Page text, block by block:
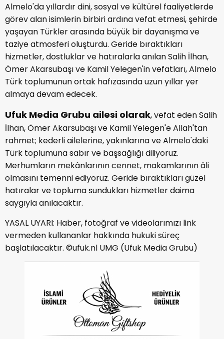
Almelo'da yıllardır dini, sosyal ve kültürel faaliyetlerde
görev alan isimlerin birbiri ardına vefat etmesi, şehirde
yaşayan Türkler arasında büyük bir dayanışma ve
taziye atmosferi oluşturdu. Geride bıraktıkları
hizmetler, dostluklar ve hatıralarla anılan Salih İlhan,
Ömer Akarsubaşı ve Kamil Yelegen'in vefatları, Almelo
Türk toplumunun ortak hafızasında uzun yıllar yer
almaya devam edecek.
Ufuk Media Grubu ailesi olarak, vefat eden Salih
İlhan, Ömer Akarsubaşı ve Kamil Yelegen'e Allah'tan
rahmet; kederli ailelerine, yakınlarına ve Almelo'daki
Türk toplumuna sabır ve başsağlığı diliyoruz.
Merhumların mekânlarının cennet, makamlarının âli
olmasını temenni ediyoruz. Geride bıraktıkları güzel
hatıralar ve topluma sundukları hizmetler daima
saygıyla anılacaktır.
YASAL UYARI: Haber, fotoğraf ve videolarımızı link
vermeden kullananlar hakkında hukuki süreç
başlatılacaktır. ©ufuk.nl UMG (Ufuk Media Grubu)